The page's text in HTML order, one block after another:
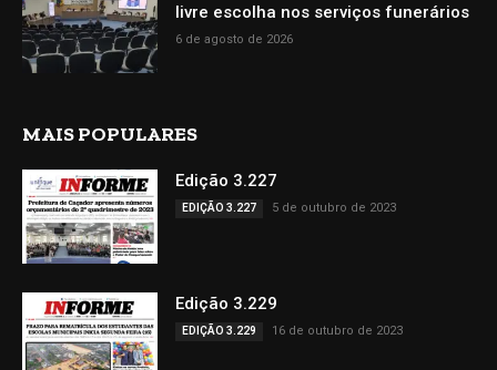
livre escolha nos serviços funerários
6 de agosto de 2026
MAIS POPULARES
Edição 3.227
EDIÇÃO 3.227 5 de outubro de 2023
Edição 3.229
EDIÇÃO 3.229 16 de outubro de 2023